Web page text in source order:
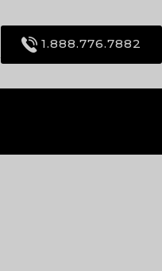
1.888.776.7882